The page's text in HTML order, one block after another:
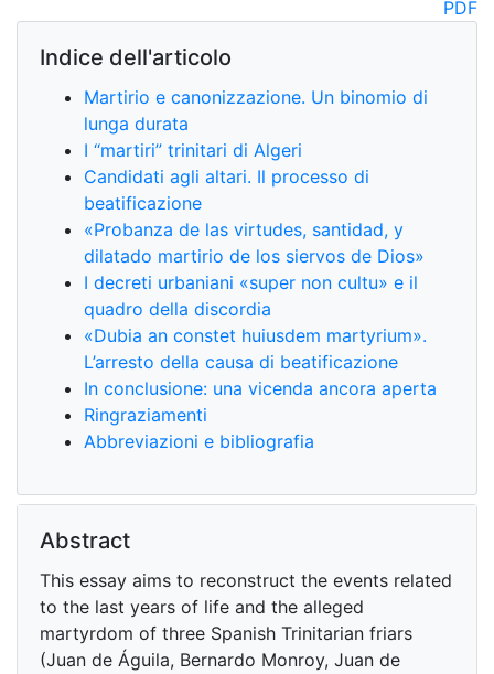
PDF
Indice dell'articolo
Martirio e canonizzazione. Un binomio di
lunga durata
I “martiri” trinitari di Algeri
Candidati agli altari. Il processo di
beatificazione
«Probanza de las virtudes, santidad, y
dilatado martirio de los siervos de Dios»
I decreti urbaniani «super non cultu» e il
quadro della discordia
«Dubia an constet huiusdem martyrium».
L’arresto della causa di beatificazione
In conclusione: una vicenda ancora aperta
Ringraziamenti
Abbreviazioni e bibliografia
Abstract
This essay aims to reconstruct the events related
to the last years of life and the alleged
martyrdom of three Spanish Trinitarian friars
(Juan de Águila, Bernardo Monroy, Juan de